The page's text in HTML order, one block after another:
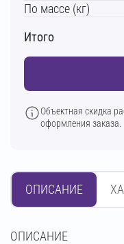
По массе (кг)
Итого
Объектная скидка
оформления заказа.
ОПИСАНИЕ
OПИСАНИЕ